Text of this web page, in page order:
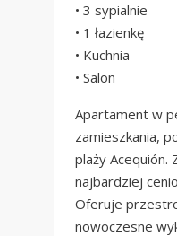
• 3 sypialnie
• 1 łazienkę
• Kuchnia
• Salon
Apartament w
zamieszkania,
plaży Acequión.
najbardziej
Oferuje
nowoczesne